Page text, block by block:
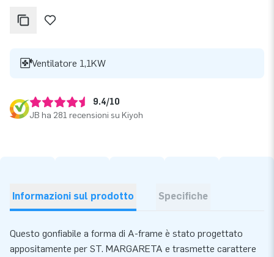
Ventilatore 1,1KW
9.4/10
JB ha 281 recensioni su Kiyoh
Informazioni sul prodotto Specifiche
Questo gonfiabile a forma di A-frame è stato progettato
appositamente per ST. MARGARETA e trasmette carattere